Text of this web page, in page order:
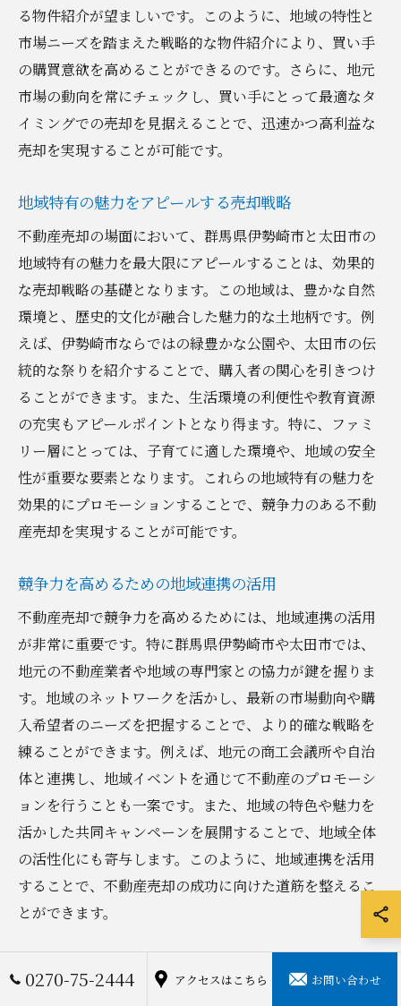
る物件紹介が望ましいです。このように、地域の特性と
市場ニーズを踏まえた戦略的な物件紹介により、買い手
の購買意欲を高めることができるのです。さらに、地元
市場の動向を常にチェックし、買い手にとって最適なタ
イミングでの売却を見据えることで、迅速かつ高利益な
売却を実現することが可能です。
地域特有の魅力をアピールする売却戦略
不動産売却の場面において、群馬県伊勢崎市と太田市の
地域特有の魅力を最大限にアピールすることは、効果的
な売却戦略の基礎となります。この地域は、豊かな自然
環境と、歴史的文化が融合した魅力的な土地柄です。例
えば、伊勢崎市ならではの緑豊かな公園や、太田市の伝
統的な祭りを紹介することで、購入者の関心を引きつけ
ることができます。また、生活環境の利便性や教育資源
の充実もアピールポイントとなり得ます。特に、ファミ
リー層にとっては、子育てに適した環境や、地域の安全
性が重要な要素となります。これらの地域特有の魅力を
効果的にプロモーションすることで、競争力のある不動
産売却を実現することが可能です。
競争力を高めるための地域連携の活用
不動産売却で競争力を高めるためには、地域連携の活用
が非常に重要です。特に群馬県伊勢崎市や太田市では、
地元の不動産業者や地域の専門家との協力が鍵を握りま
す。地域のネットワークを活かし、最新の市場動向や購
入希望者のニーズを把握することで、より的確な戦略を
練ることができます。例えば、地元の商工会議所や自治
体と連携し、地域イベントを通じて不動産のプロモーシ
ョンを行うことも一案です。また、地域の特色や魅力を
活かした共同キャンペーンを展開することで、地域全体
の活性化にも寄与します。このように、地域連携を活用
することで、不動産売却の成功に向けた道筋を整えるこ
とができます。
0270-75-2444 アクセスはこちら お問い合わせ